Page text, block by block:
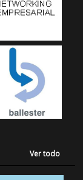
Ver todo